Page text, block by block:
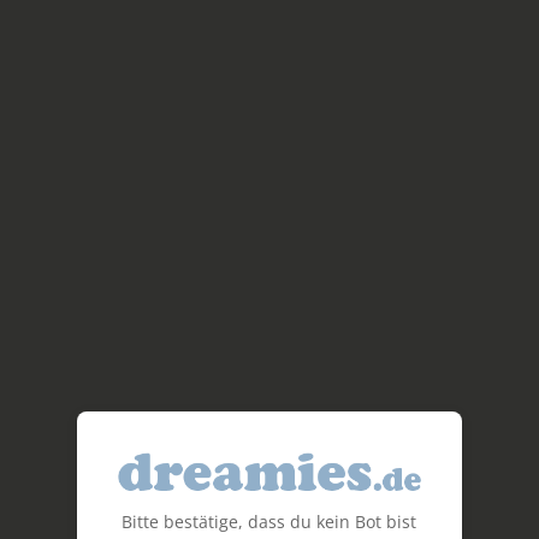
Bitte bestätige, dass du kein Bot bist